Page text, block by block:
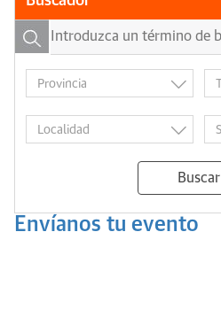
Buscar
Envíanos tu evento